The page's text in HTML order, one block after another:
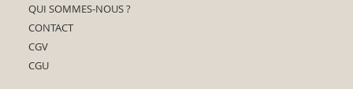
QUI SOMMES-NOUS ?
CONTACT
CGV
CGU